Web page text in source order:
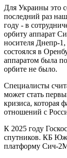
Для Украины это
последний раз
году - в
орбиту аппарат
носителя Днепр-
состоялся в
аппаратом была
орбите не было.
Специалисты
может стать
кризиса, которая
отношений с
К 2025 году
спутников. КБ
платформу Сич-